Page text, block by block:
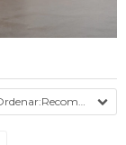
Recomendados